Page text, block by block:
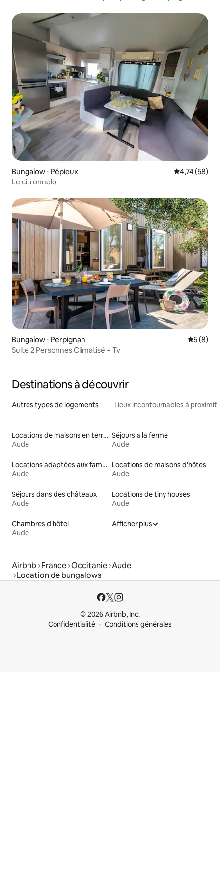
Bungalow ⋅ Pépieux Évaluation
4,74 (58)
Le citronnelo
Bungalow ⋅ Perpignan
5 (8)
Suite 2 Personnes Climatisé + Tv
Destinations à découvrir
Autres types de logements Lieux incontournables à
Locations de maisons en terre
Aude
Séjours à la ferme
Aude
Locations adaptées aux familles
Aude
Locations de maisons d'hôtes
Aude
Séjours dans des châteaux
Aude
Locations de tiny houses
Aude
Chambres d'hôtel
Aude
Afficher plus
Airbnb France Occitanie Aude
Location de bungalows
© 2026 Airbnb, Inc.
Confidentialité
Conditions générales